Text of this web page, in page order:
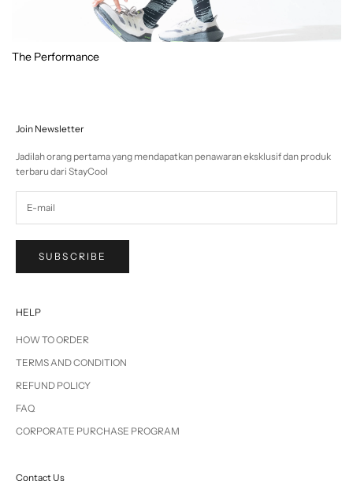
The Performance
Join Newsletter
Jadilah orang pertama yang mendapatkan penawaran eksklusif dan produk
terbaru dari StayCool
SUBSCRIBE
HELP
HOW TO ORDER
TERMS AND CONDITION
REFUND POLICY
FAQ
CORPORATE PURCHASE PROGRAM
Contact Us